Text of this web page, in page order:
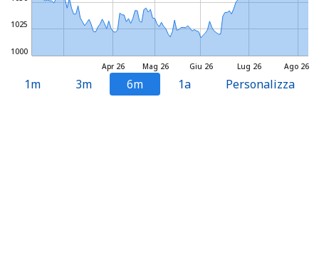
Mag 26 Lug 26
Apr 26 Giu 26 Ago 26
1000
1025
1m 3m 6m 1a Personalizza